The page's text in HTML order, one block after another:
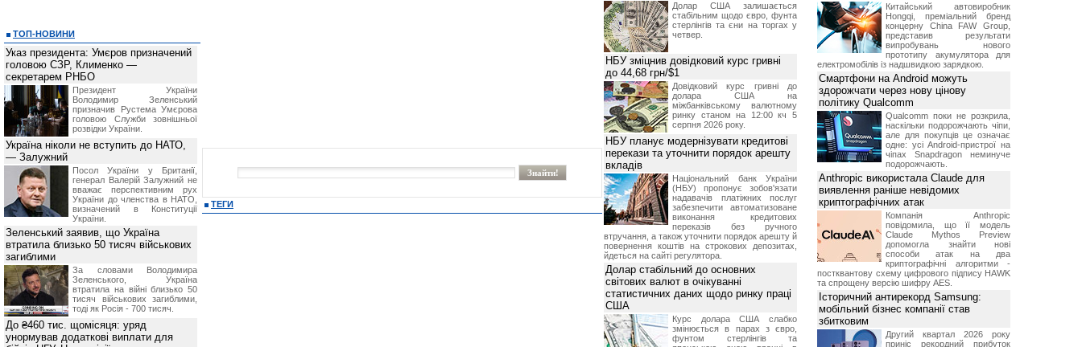
ТЕГИ
ТОП-НОВИНИ
Указ президента: Умєров призначений
головою СЗР, Клименко —
секретарем РНБО
Президент України
Володимир Зеленський
призначив Pустема Умєрова
головою Служби зовнішньої
розвідки України.
Україна ніколи не вступить до НАТО,
— Залужний
Посол України у Британії,
генерал Валерій Залужний не
вважає перспективним рух
України до членства в НАТО,
визначений в Конституції
України.
Зеленський заявив, що Україна
втратила близько 50 тисяч військових
загиблими
За словами Володимира
Зеленського, Україна
втратила на війні близько 50
тисяч військових загиблими,
тоді як Росія - 700 тисяч.
До ₴460 тис. щомісяця: уряд
унормував додаткові виплати для
Долар США залишається
стабільним щодо євро, фунта
стерлінгів та єни на торгах у
четвер.
НБУ зміцнив довідковий курс гривні
до 44,68 грн/$1
Довідковий курс гривні до
долара США на
міжбанківському валютному
ринку станом на 12:00 кч 5
серпня 2026 року.
НБУ планує модернізувати кредитові
перекази та уточнити порядок арешту
вкладів
Національний банк України
(НБУ) пропонує зобов'язати
надавачів платіжних послуг
забезпечити автоматизоване
виконання кредитових
переказів без ручного
втручання, а також уточнити порядок арешту й
повернення коштів на строкових депозитах,
йдеться на сайті регулятора.
Долар стабільний до основних
світових валют в очікуванні
статистичних даних щодо ринку праці
США
Курс долара США слабко
змінюється в парах з євро,
фунтом стерлінгів та
Китайський автовиробник
Hongqi, преміальний бренд
концерну China FAW Group,
представив результати
випробувань нового
прототипу акумулятора для
електромобілів із надшвидкою зарядкою.
Смартфони на Android можуть
здорожчати через нову цінову
політику Qualcomm
Qualcomm поки не розкрила,
наскільки подорожчають чіпи,
але для покупців це означає
одне: усі Android-пристрої на
чіпах Snapdragon неминуче
подорожчають.
Anthropic використала Claude для
виявлення раніше невідомих
криптографічних атак
Компанія Anthropic
повідомила, що її модель
Claude Mythos Preview
допомогла знайти нові
способи атак на два
криптографічні алгоритми -
постквантову схему цифрового підпису HAWK
та спрощену версію шифру AES.
Історичний антирекорд Samsung:
мобільний бізнес компанії став
збитковим
Другий квартал 2026 року
приніс рекордний прибуток